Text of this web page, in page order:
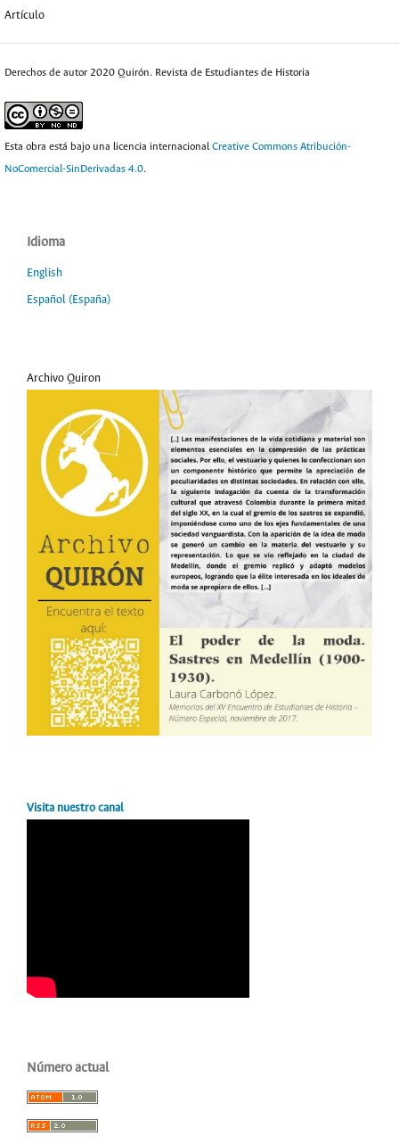
Artículo
Derechos de autor 2020 Quirón. Revista de Estudiantes de Historia
Esta obra está bajo una licencia internacional Creative Commons Atribución-
NoComercial-SinDerivadas 4.0.
Idioma
English
Español (España)
Archivo Quiron
Visita nuestro canal
Número actual